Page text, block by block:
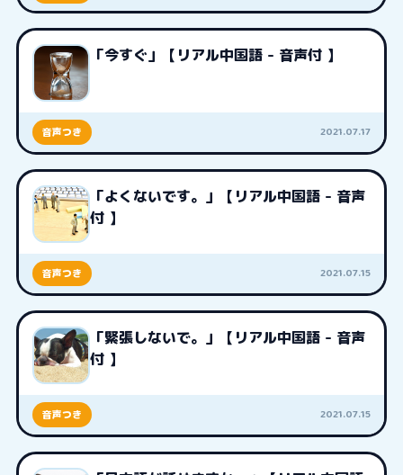
「今すぐ」【リアル中国語 - 音声付 】
音声つき 2021.07.17
「よくないです。」【リアル中国語 - 音声
付 】
音声つき 2021.07.15
「緊張しないで。」【リアル中国語 - 音声
付 】
音声つき 2021.07.15